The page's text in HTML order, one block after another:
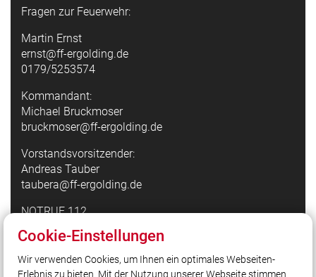
Fragen zur Feuerwehr:
Martin Ernst
ernst@ff-ergolding.de
0179/5253574
Kommandant:
Michael Bruckmoser
bruckmoser@ff-ergolding.de
Vorstandsvorsitzender:
Andreas Tauber
taubera@ff-ergolding.de
NOTRUF 112
Quicklinks
Cookie-Einstellungen
Wir verwenden Cookies, um Ihnen ein optimales Webseiten-
Erlebnis zu bieten. Mit der Nutzung unserer Webseite stimmen